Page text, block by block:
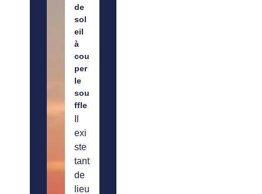
de
sol
eil
à
cou
per
le
sou
ffle
exi
ste
tant
de
lieu